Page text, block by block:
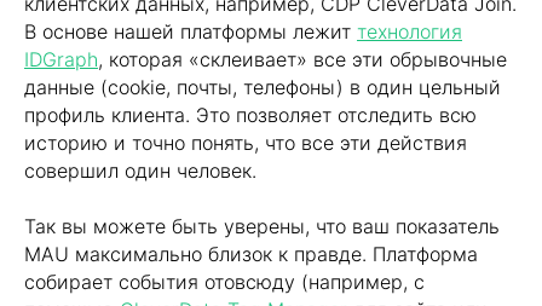
В основе нашей платформы лежит технология
IDGraph, которая «склеивает» все эти обрывочные
данные (cookie, почты, телефоны) в один цельный
профиль клиента. Это позволяет отследить всю
историю и точно понять, что все эти действия
совершил один человек.
Так вы можете быть уверены, что ваш показатель
MAU максимально близок к правде. Платформа
собирает события отовсюду (например, с